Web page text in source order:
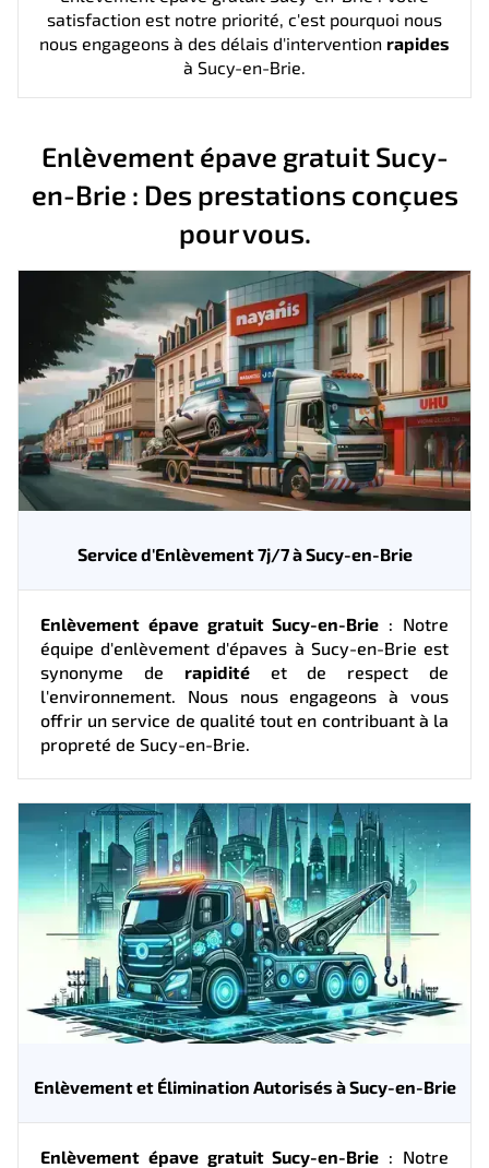
satisfaction est notre priorité, c'est pourquoi nous
nous engageons à des délais d'intervention rapides
à Sucy-en-Brie.
Enlèvement épave gratuit Sucy-
en-Brie : Des prestations conçues
pour vous.
Service d'Enlèvement 7j/7 à Sucy-en-Brie
Enlèvement épave gratuit Sucy-en-Brie : Notre
équipe d'enlèvement d'épaves à Sucy-en-Brie est
synonyme de rapiditéet de respect de
l'environnement. Nous nous engageons à vous
offrir un service de qualité tout en contribuant à la
propreté de Sucy-en-Brie.
Enlèvement et Élimination Autorisés à Sucy-en-Brie
Enlèvement épave gratuit Sucy-en-Brie : Notre